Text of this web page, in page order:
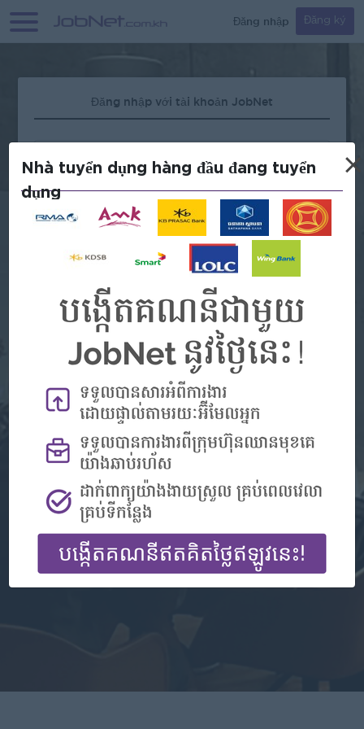
Đăng nhập Đăng ký
Đăng nhập với tài khoản JobNet
Quên mật khẩu?
Continue with Google
Continue with Facebook
Không có tài khoản? Đăng ký
Nhà tuyển dụng hàng đầu đang tuyển
dụng
×